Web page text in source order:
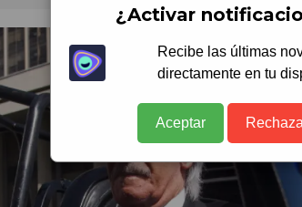
¿Activar
Recibe las últimas
directamente en tu
Aceptar